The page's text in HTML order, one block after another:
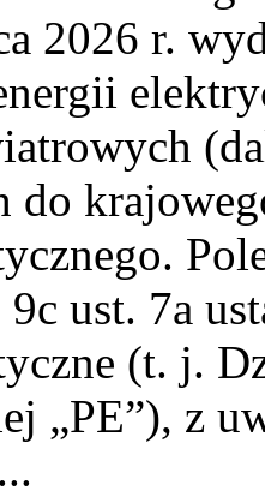
2026 r.
do
ust. 7a
(t. j.
„PE”), z